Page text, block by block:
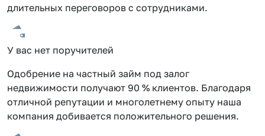
длительных переговоров с сотрудниками.
У вас нет поручителей
Одобрение на частный займ под залог
недвижимости получают 90 % клиентов. Благодаря
отличной репутации и многолетнему опыту наша
компания добивается положительного решения.